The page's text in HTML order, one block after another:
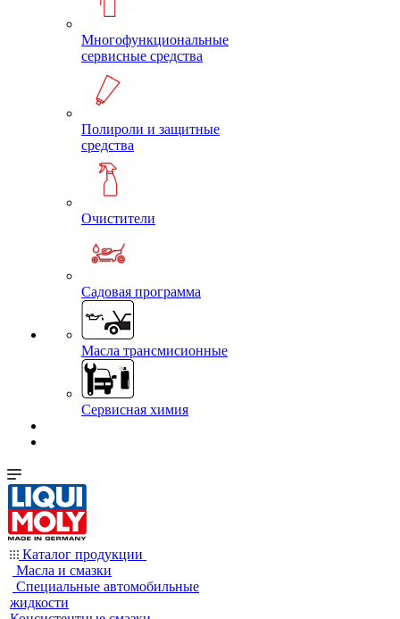
Многофункциональные
сервисные средства
Полироли и защитные
средства
Очистители
Садовая программа
Масла трансмисионные
Сервисная химия
Каталог продукции
Масла и смазки
Специальные автомобильные
жидкости